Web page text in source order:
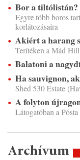
Bor a tiltólistán?
Egyre több boros
korlátozásaira
Akiért a harang
Terítéken a Mád Hill
Balatoni a
Ha sauvignon,
Shed 530 Estate
A folyton
Látogatóban a
Archívum